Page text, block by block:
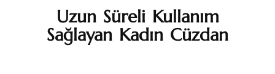
Uzun Süreli Kullanım
Sağlayan Kadın Cüzdan